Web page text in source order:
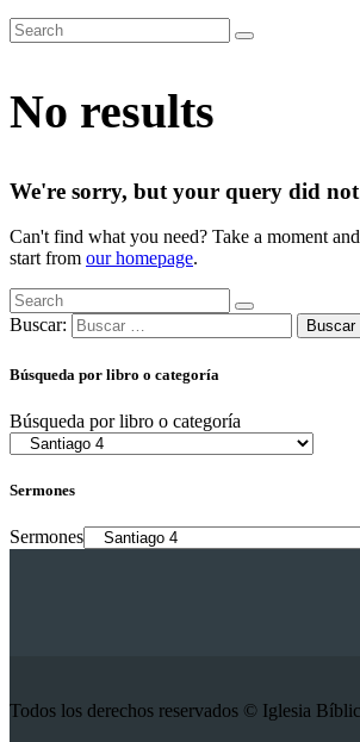
No results
We're sorry, but your query did
Can't find what you need? Take a moment
start from our homepage.
Buscar:
Búsqueda por libro o categoría
Búsqueda por libro o categoría
Sermones
Sermones
Todos los derechos reservados © Iglesia